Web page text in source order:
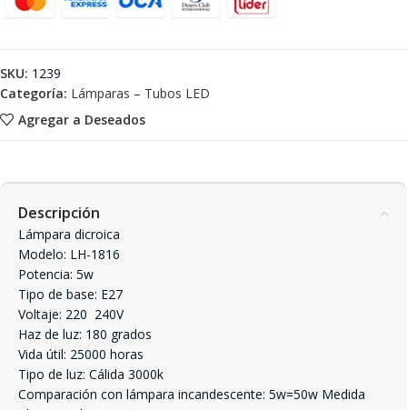
Agregar a Deseados
SKU: 1239
Categoría: Lámparas – Tubos LED
Descripción
Lámpara dicroica
Modelo: LH-1816
Potencia: 5w
Tipo de base: E27
Voltaje: 220  240V
Haz de luz: 180 grados
Vida útil: 25000 horas
Tipo de luz: Cálida 3000k
Comparación con lámpara incandescente: 5w=50w Medida